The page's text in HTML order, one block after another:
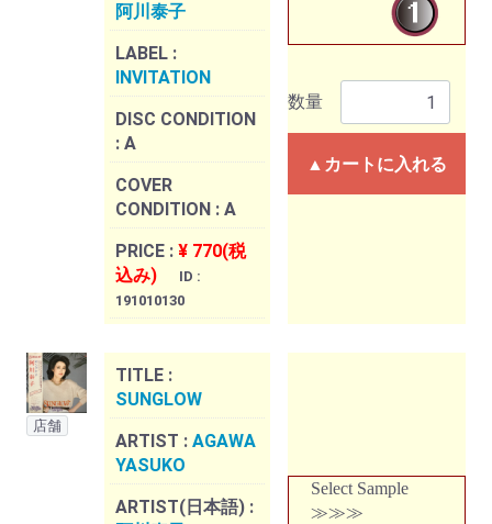
阿川泰子
LABEL :
INVITATION
DISC CONDITION
: A
COVER
CONDITION : A
PRICE : ¥ 770(税
込み)
ID :
191010130
数量
▲カートに入れる
店舗
TITLE :
SUNGLOW
ARTIST : AGAWA
YASUKO
ARTIST(日本語) :
Select Sample
≫≫≫